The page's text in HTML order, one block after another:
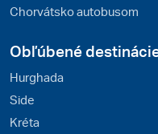
Chorvátsko autobusom
Obľúbené
Hurghada
Side
Kréta